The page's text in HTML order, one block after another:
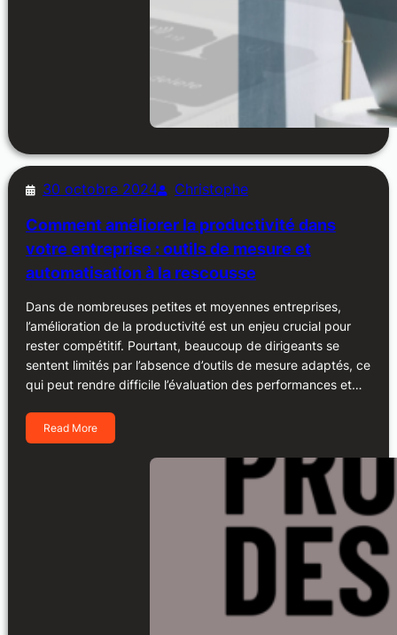
30 octobre 2024 Christophe
Comment améliorer la productivité dans
votre entreprise : outils de mesure et
automatisation à la rescousse
Dans de nombreuses petites et moyennes entreprises,
l’amélioration de la productivité est un enjeu crucial pour
rester compétitif. Pourtant, beaucoup de dirigeants se
sentent limités par l’absence d’outils de mesure adaptés, ce
qui peut rendre difficile l’évaluation des performances et…
Read More